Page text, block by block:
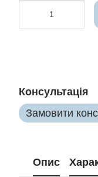
Консультація
Замовити
Опис